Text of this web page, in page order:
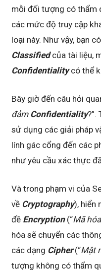
mỗi đối tượng có thẩm
các mức độ truy cập
loại này. Như vậy, bạn
Classifiedcủa tài liệu,
Confidentialitycó thể
Bây giờ đến câu hỏi
đảm Confidentiality?”.
sử dụng các giải pháp
lính gác cổng đến các
như yêu cầu xác thực
Và trong phạm vi của
về Cryptography), hiển
đề Encryption(“Mã
hóa sẽ chuyển các
các dạng Cipher(“Mật
tượng không có thẩm